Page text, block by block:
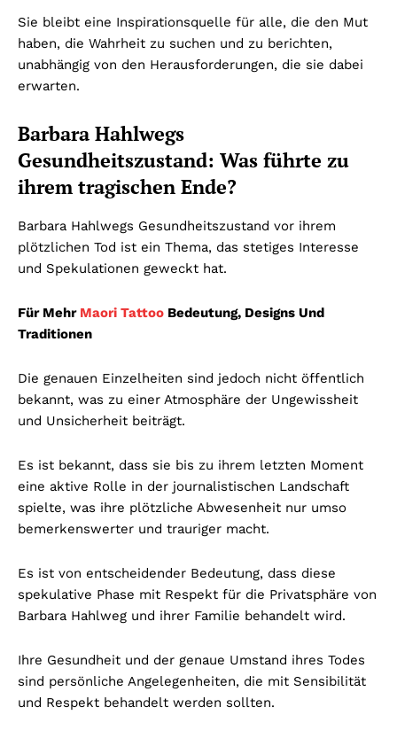
Sie bleibt eine Inspirationsquelle für alle, die den Mut
haben, die Wahrheit zu suchen und zu berichten,
unabhängig von den Herausforderungen, die sie dabei
erwarten.
Barbara Hahlwegs
Gesundheitszustand: Was führte zu
ihrem tragischen Ende?
Barbara Hahlwegs Gesundheitszustand vor ihrem
plötzlichen Tod ist ein Thema, das stetiges Interesse
und Spekulationen geweckt hat.
Für Mehr Maori Tattoo Bedeutung, Designs Und
Traditionen
Die genauen Einzelheiten sind jedoch nicht öffentlich
bekannt, was zu einer Atmosphäre der Ungewissheit
und Unsicherheit beiträgt.
Es ist bekannt, dass sie bis zu ihrem letzten Moment
eine aktive Rolle in der journalistischen Landschaft
spielte, was ihre plötzliche Abwesenheit nur umso
bemerkenswerter und trauriger macht.
Es ist von entscheidender Bedeutung, dass diese
spekulative Phase mit Respekt für die Privatsphäre von
Barbara Hahlweg und ihrer Familie behandelt wird.
Ihre Gesundheit und der genaue Umstand ihres Todes
sind persönliche Angelegenheiten, die mit Sensibilität
und Respekt behandelt werden sollten.